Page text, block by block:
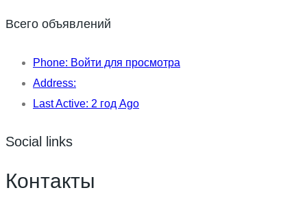
Всего объявлений
Phone: Войти для просмотра
Address:
Last Active: 2 год Ago
Social links
Контакты